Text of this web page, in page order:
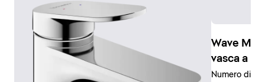
Wave
vasca a
Numero di